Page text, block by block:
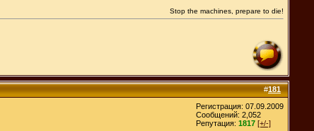
Stop the machines, prepare to die!
#181
Регистрация: 07.09.2009
Сообщений: 2,052
Репутация: 1817 [+/-]